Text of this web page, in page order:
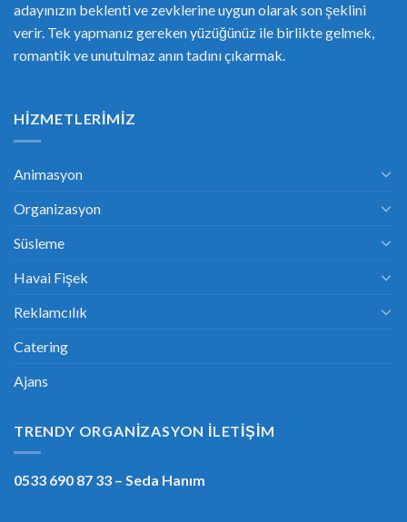
adayınızın beklenti ve zevklerine uygun olarak son şeklini
verir. Tek yapmanız gereken yüzüğünüz ile birlikte gelmek,
romantik ve unutulmaz anın tadını çıkarmak.
HIZMETLERIMIZ
Animasyon
Organizasyon
Süsleme
Havai Fişek
Reklamcılık
Catering
Ajans
TRENDY ORGANIZASYON İLETIŞIM
0533 690 87 33 – Seda Hanım